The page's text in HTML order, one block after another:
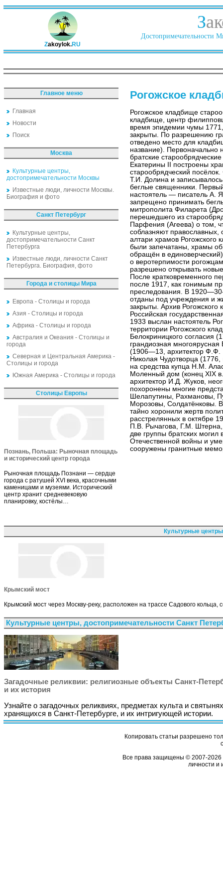
Zakoylok.RU
З
Достопримечательности
Главное меню
Главная
Новости
Поиск
Москва
Культурные центры,
достопримечательности Москвы
Известные люди, личности Москвы.
Биография и фото
Санкт Петербург
Культурные центры,
достопримечательности Санкт
Петербурга
Известные люди, личности Санкт
Петербурга. Биография, фото
Города и столицы Мира
Европа - Столицы и города
Азия - Столицы и города
Африка - Столицы и города
Австралия и Океания - Столицы и
города
Северная и Центральная Америка -
Столицы и города
Южная Америка - Столицы и города
Столицы Европы
Познань, Польша: Рыночная площадь
и исторический центр города
Рыночная площадь Познани — сердце
города с ратушей XVI века, красочными
каменицами и музеями. Исторический
центр хранит средневековую
планировку, костёлы…
Рогожское
Рогожское кладбище
кладбище, центр
время эпидемии чумы
закрыты. По разрешению
отведено место для
название). Первоначально
братские
Екатерины II построены
старообрядческий
Т.И. Долина и
беглые священники.
настоятель — писатель А.
запрещено принимать
митрополита Филарета
перешедшего из
Парфения (Агеева) о том,
соблазняют православных,
алтари храмов Рогожского
были запечатаны, храмы
обращён в
о веротерпимости
разрешено открывать
После кратковременного
после 1917, как гонимым
преследования. В 1920—30-
отданы под учреждения и
закрыты. Архив
Российская
1933 выслан настоятель
территории Рогожского
Белокриницкого согласия
грандиозная многоярусная
(1906—13, архитектор Ф.Ф.
Николая Чудотворца (1776,
на средства купца Н.М.
Моленный дом (конец XIX
архитектор И.Д. Жуков,
похоронены многие
Шелапутины, Рахмановы,
Морозовы, Солдатёнковы.
тайно хоронили жертв
расстрелянных в октябре
П.В. Рычагова, Г.М.
две группы братских
Отечественной войны и
сооружены гранитные
Культурные
Крымский мост
Крымский мост через Москву-реку, расположен на трассе Садового
Культурные центры, достопримечательности Санкт
Загадочные реликвии: религиозные объекты Санкт-
и их история
Узнайте о загадочных реликвиях, предметах культа и
хранящихся в Санкт-Петербурге, и их интригующей истории.
Копировать статьи разрешено
Все права защищены © 2007-2026
личности и